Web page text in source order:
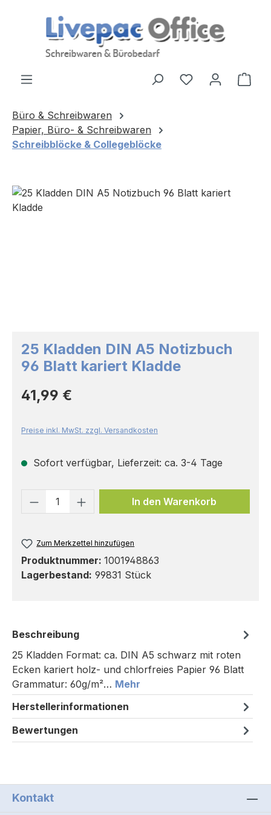
Zum Hauptinhalt springen
Büro & Schreibwaren
Papier, Büro- & Schreibwaren
Schreibblöcke & Collegeblöcke
Bildergalerie überspringen
25 Kladden DIN A5 Notizbuch
96 Blatt kariert Kladde
Regulärer Preis:
41,99 €
Preise inkl. MwSt. zzgl. Versandkosten
Sofort verfügbar, Lieferzeit: ca. 3-4 Tage
Produkt Anzahl: Gib den
In den Warenkorb
Zum Merkzettel hinzufügen
Produktnummer: 1001948863
Lagerbestand: 99831 Stück
Beschreibung
25 Kladden Format: ca. DIN A5 schwarz mit roten
Ecken kariert holz- und chlorfreies Papier 96 Blatt
Grammatur: 60g/m²… Mehr
Herstellerinformationen
Bewertungen
Kontakt